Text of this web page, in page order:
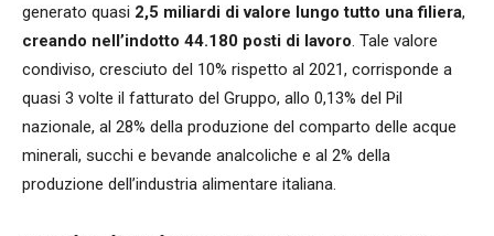
generato quasi 2,5 miliardi di valore lungo tutto una filiera,
creando nell’indotto 44.180 posti di lavoro. Tale valore
condiviso, cresciuto del 10% rispetto al 2021, corrisponde a
quasi 3 volte il fatturato del Gruppo, allo 0,13% del Pil
nazionale, al 28% della produzione del comparto delle acque
minerali, succhi e bevande analcoliche e al 2% della
produzione dell’industria alimentare italiana.